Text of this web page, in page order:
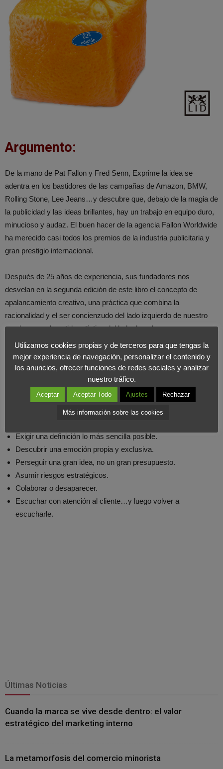
Argumento:
De la mano de Pat Fallon y Fred Senn, Exprime la idea se
adentra en los bastidores de las campañas de Amazon, BMW,
Rolling Stone, Lee Jeans…y descubre que, debajo de la magia de
la publicidad y las ideas brillantes, hay un trabajo en equipo duro,
minucioso y audaz. El buen hacer de la agencia Fallon Worldwide
ha merecido casi todos los premios de la industria publicitaria y
gran prestigio internacional.
Después de 25 años de experiencia, sus fundadores nos
desvelan en la segunda edición de este libro el concepto de
apalancamiento creativo, una práctica que combina la
racionalidad y el ser concienzudo del lado izquierdo de nuestro
cerebro con el sentido artístico del lado derecho.
Fallon y su equipo comparten con el lector las siete directrices
que, en los últimos años, les han ayudado a aumentar su índice
de éxito en la resolución de problemas de marketing y la creación
o valorización de marcas. Estos pasos ayudan a exprimir la idea:
Exigir una definición lo más sencilla posible.
Descubrir una emoción propia y exclusiva.
Perseguir una gran idea, no un gran presupuesto.
Asumir riesgos estratégicos.
Colaborar o desaparecer.
Escuchar con atención al cliente…y luego volver a
escucharle.
Últimas Noticias
Cuando la marca se vive desde dentro: el valor
estratégico del marketing interno
La metamorfosis del comercio minorista
Utilizamos cookies propias y de terceros para que tengas la
mejor experiencia de navegación, personalizar el contenido y
los anuncios, ofrecer funciones de redes sociales y analizar
nuestro tráfico.
Aceptar Aceptar Todo Ajustes Rechazar
Más información sobre las cookies